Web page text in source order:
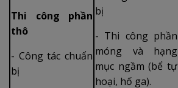
Thi công phần
thô
- Công tác chuẩn
bị
bị
- Thi công phần
móng và hạng
mục ngầm (bể tự
hoại, hố ga).